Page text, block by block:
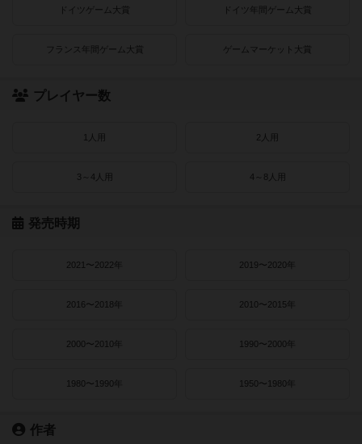
ドイツゲーム大賞 ドイツ年間ゲーム大賞
フランス年間ゲーム大賞 ゲームマーケット大賞
プレイヤー数
1人用 2人用
3～4人用 4～8人用
発売時期
2021〜2022年 2019〜2020年
2016〜2018年 2010〜2015年
2000〜2010年 1990〜2000年
1980〜1990年 1950〜1980年
作者